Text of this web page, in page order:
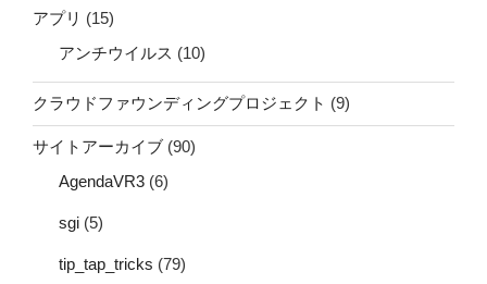
アプリ (15)
アンチウイルス (10)
クラウドファウンディングプロジェクト (9)
サイトアーカイブ (90)
AgendaVR3 (6)
sgi (5)
tip_tap_tricks (79)